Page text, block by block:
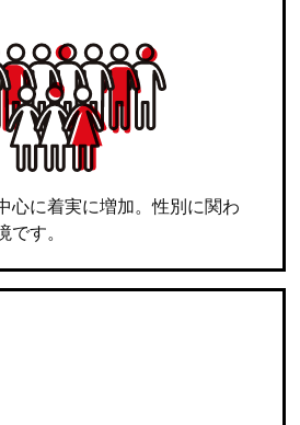
心に着実に増加。性別に関わ
です。